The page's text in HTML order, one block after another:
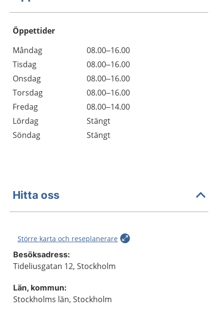
Öppettider
Dag
Öppettider
Kommentarer
Måndag
08.00–16.00
Tisdag
08.00–16.00
Onsdag
08.00–16.00
Torsdag
08.00–16.00
Fredag
08.00–14.00
Lördag
Stängt
Söndag
Stängt
Hitta oss
Större karta och reseplanerare
Besöksadress:
Tideliusgatan 12, Stockholm
Län, kommun:
Stockholms län, Stockholm